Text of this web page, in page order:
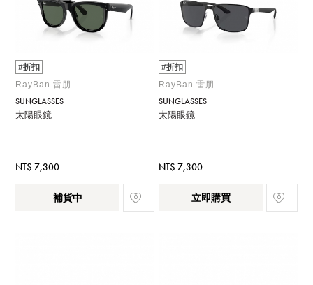
#折扣
RayBan 雷朋
SUNGLASSES
太陽眼鏡
NT$ 7,300
補貨中
#折扣
RayBan 雷朋
SUNGLASSES
太陽眼鏡
NT$ 7,300
立即購買